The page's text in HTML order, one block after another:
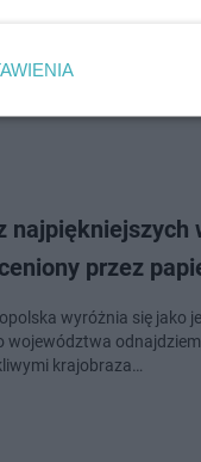
Prz…
przez
wyróżnia się jako
województwa
krajobraza…